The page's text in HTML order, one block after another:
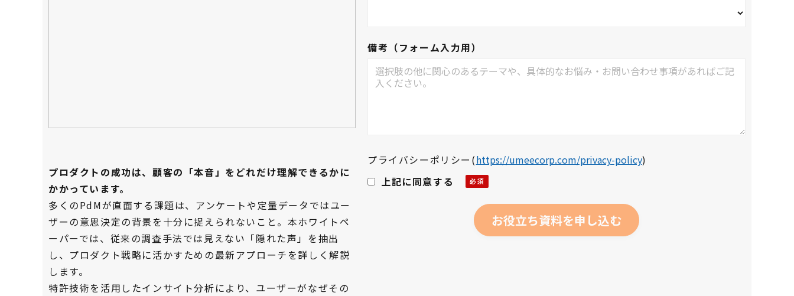
プロダクトの成功は、顧客の「本音」をどれだけ理解できるかに
かかっています。
多くのPdMが直面する課題は、アンケートや定量データではユー
ザーの意思決定の背景を十分に捉えられないこと。本ホワイトペ
ーパーでは、従来の調査手法では見えない「隠れた声」を抽出
し、プロダクト戦略に活かすための最新アプローチを詳しく解説
します。
特許技術を活用したインサイト分析により、ユーザーがなぜその
備考（フォーム入力用）
プライバシーポリシー (https://umeecorp.com/privacy-policy)
上記に同意する